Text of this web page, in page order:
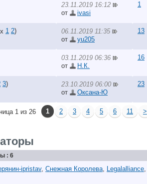
23.11.2019 16:12
от
ivasi
1
1 2)
06.11.2019 11:35
от
yu205
13
03.11.2019 06:36
от
Н.К.
16
3)
23.10.2019 06:00
от
Оксана-Ю
23
1 из 26 1 2 3 4 5 6 11 >
: 6
ipristav, Снежная Королева, Legalalliance,